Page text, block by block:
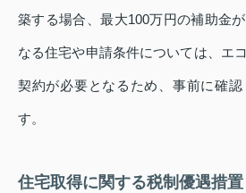
築する場合、最大100万円の補助金
なる住宅や申請条件については、エ
契約が必要となるため、事前に確
す。
住宅取得に関する税制優遇措置